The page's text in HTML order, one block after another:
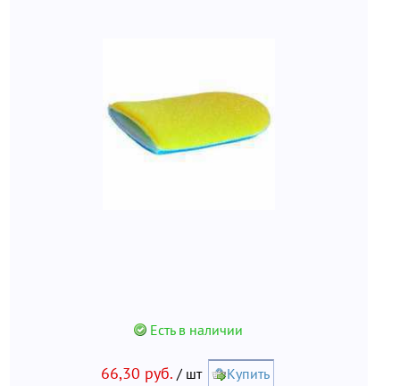
Есть в наличии
66,30 руб. / шт Купить